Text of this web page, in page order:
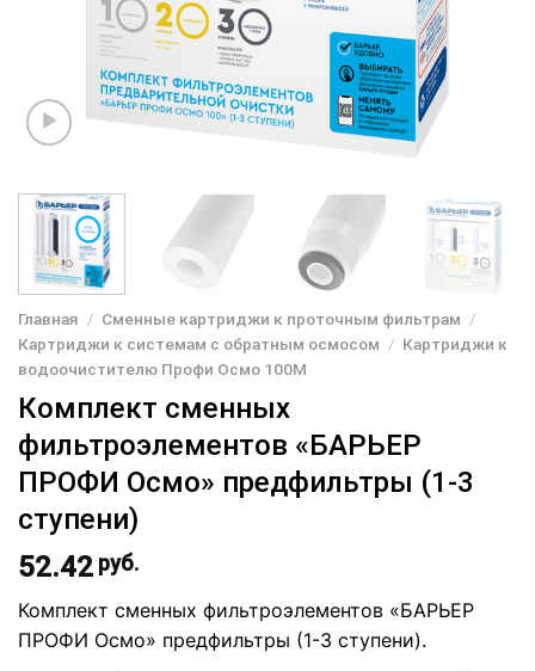
Главная / Сменные картриджи к проточным фильтрам /
Картриджи к системам с обратным осмосом / Картриджи к
водоочистителю Профи Осмо 100М
Комплект сменных
фильтроэлементов «БАРЬЕР
ПРОФИ Осмо» предфильтры (1-3
ступени)
52.42 руб.
Комплект сменных фильтроэлементов «БАРЬЕР
ПРОФИ Осмо» предфильтры (1-3 ступени).